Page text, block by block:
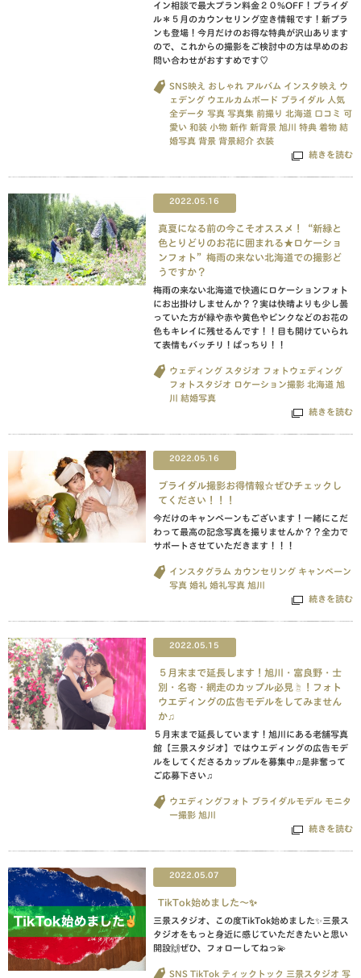
イン相談で最大プラン料金２０%OFF！ブライダ
ル＊５月のカウンセリング空き情報です！新プラ
ンも登場！今月だけのお得な特典が沢山あります
ので、これからの撮影をご検討中の方は早めのお
問い合わせがおすすめです♡
SNS映え おしゃれ アルバム インスタ映え
ウ
ェデング ウエルカムボード ブライダル 人気
全データ 写真 写真集 前撮り 北海道 口コミ 可
愛い 和装 小物 新作 新背景 旭川 特典 着物 結
婚写真 背景 背景紹介 衣装
続きを読む
2022.05.16
真夏になる前の今こそオススメ！“新緑と
色とりどりのお花に囲まれる★ロケーショ
ンフォト”梅雨の来ない北海道での撮影ど
うですか？
梅雨の来ない北海道で快適にロケーションフォト
にお出掛けしませんか？？実は快晴よりも少し曇
っていた方が緑や赤や黄色やピンクなどのお花の
色もキレイに残せるんです！！目も開けていられ
て表情もバッチリ！ぱっちり！！
ウェディング スタジオ フォトウェディング
フォトスタジオ ロケーション撮影 北海道 旭
川 結婚写真
続きを読む
2022.05.16
ブライダル撮影お得情報☆ぜひチェックし
てください！！！
今だけのキャンペーンもございます！一緒にこだ
わって最高の記念写真を撮りませんか？？全力で
サポートさせていただきます！！！
インスタグラム カウンセリング キャンペーン
写真 婚礼 婚礼写真 旭川
続きを読む
2022.05.15
５月末まで延長します！旭川・富良野・士
別・名寄・網走のカップル必見☝︎！フォト
ウエディングの広告モデルをしてみません
か♫
５月末まで延長しています！旭川にある老舗写真
館【三景スタジオ】ではウエディングの広告モデ
ルをしてくださるカップルを募集中♫是非奮って
ご応募下さい♫
ウエディングフォト ブライダルモデル モニタ
ー撮影 旭川
続きを読む
2022.05.07
TikTok始めました〜✨
三景スタジオ、この度TikTok始めました✨三景ス
タジオをもっと身近に感じていただきたいと思い
開設🙌ぜひ、フォローしてねっ💫
SNS TikTok ティックトック 三景スタジオ 写